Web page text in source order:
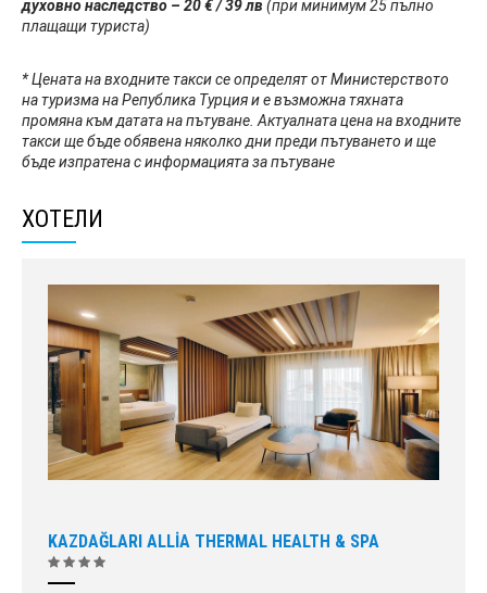
духовно наследство – 20 € / 39 лв (при минимум 25 пълно
плащащи туриста)
*Цената на входните такси се определят от Министерството
на туризма на Република Турция и е възможна тяхната
промяна към датата на пътуване. Актуалната цена на входните
такси ще бъде обявена няколко дни преди пътуването и ще
бъде изпратена с информацията за пътуване
ХОТЕЛИ
KAZDAĞLARI ALLİA THERMAL HEALTH & SPA